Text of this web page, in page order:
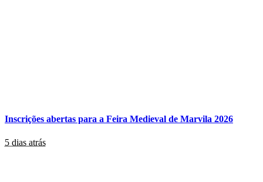
Inscrições abertas para a Feira Medieval de Marvila 2026
5 dias atrás